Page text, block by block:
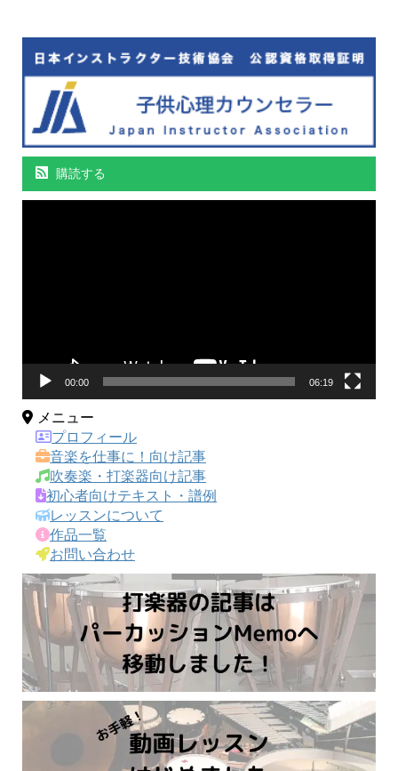
購読する
00:00 06:19
メニュー
プロフィール
音楽を仕事に！向け記事
吹奏楽・打楽器向け記事
初心者向けテキスト・譜例
レッスンについて
作品一覧
お問い合わせ